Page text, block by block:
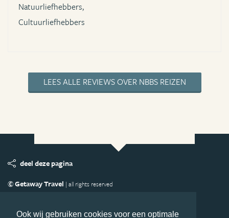
Ook wij gebruiken cookies voor een optimale
Natuurliefhebbers,
Cultuurliefhebbers
LEES ALLE REVIEWS OVER NBBS REIZEN
deel deze pagina
© Getaway Travel | all rights reserved
Copyright
Privacy statement Disclaimer Cookies